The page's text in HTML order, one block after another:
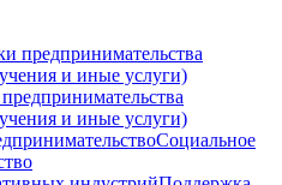
и иные услуги)
Социальное